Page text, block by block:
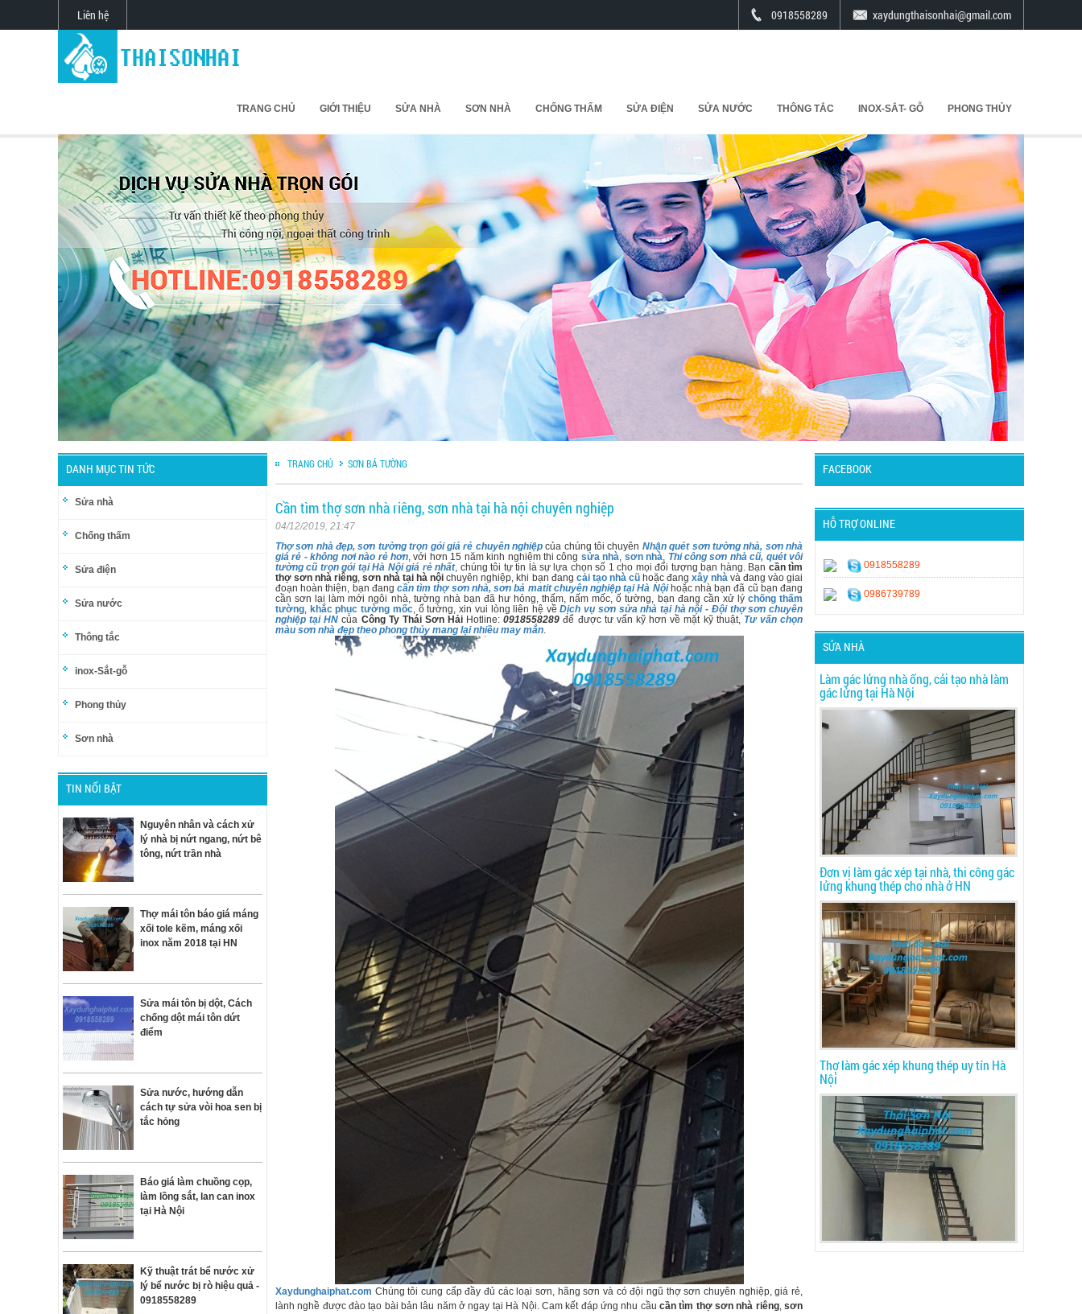
Liên hệ xaydungthaisonhai@gmail.com
0918558289
TRANG CHỦ GIỚI THIỆU SỬA NHÀ SƠN NHÀ CHỐNG THẤM SỬA ĐIỆN SỬA NƯỚC THÔNG TẮC INOX-SẮT- GỖ PHONG THỦY
DANH MỤC TIN TỨC
Sửa nhà
Chống thấm
Sửa điện
Sửa nước
Thông tắc
inox-Sắt-gỗ
Phong thủy
Sơn nhà
TIN NỔI BẬT
Nguyên nhân và cách xử
lý nhà bị nứt ngang, nứt bê
tông, nứt trần nhà
Thợ mái tôn báo giá máng
xối tole kẽm, máng xối
inox năm 2018 tại HN
Sửa mái tôn bị dột, Cách
chống dột mái tôn dứt
điểm
Sửa nước, hướng dẫn
cách tự sửa vòi hoa sen bị
tắc hỏng
Báo giá làm chuồng cọp,
làm lồng sắt, lan can inox
tại Hà Nội
Kỹ thuật trát bể nước xử
lý bể nước bị rò hiệu quả -
0918558289
TRANG CHỦ SƠN BẢ TƯỜNG
Cần tìm thợ sơn nhà riêng, sơn nhà tại hà nội chuyên nghiệp
04/12/2019, 21:47
Thợ sơn nhà đẹp, sơn tường trọn gói giá rẻ chuyên nghiệp của chúng tôi chuyên Nhận quét sơn tường nhà, sơn nhà
giá rẻ - không nơi nào rẻ hơn, với hơn 15 năm kinh nghiệm thi công sửa nhà, sơn nhà, Thi công sơn nhà cũ, quét vôi
tường cũ trọn gói tại Hà Nội giá rẻ nhất, chúng tôi tự tin là sự lựa chọn số 1 cho mọi đối tượng bạn hàng. Bạn cần tìm
thợ sơn nhà riêng,sơn nhà tại hà nội chuyên nghiệp, khi bạn đang cải tạo nhà cũhoặc đang xây nhàvà đang vào giai
đoạn hoàn thiện, bạn đangcần tìm thợ sơn nhà, sơn bả matit chuyên nghiệp tại Hà Nộihoặc nhà bạn đã cũ bạn đang
cần sơn lại làm mới ngôi nhà, tường nhà bạn đã hư hỏng, thấm, nấm mốc, ố tường, bạn đang cần xử lý chống thấm
tường, khắc phục tường mốc, ố tường, xin vui lòng liên hệ vềDịch vụ sơn sửa nhà tại hà nội - Đội thợ sơn chuyên
nghiệp tại HN của Công Ty Thái Sơn Hải Hotline:0918558289 để được tư vấn kỹ hơn về mặt kỹ thuật, Tư vấn chọn
màu sơn nhà đẹp theo phong thủy mang lại nhiều may mắn.
Xaydunghaiphat.com Chúng tôi cung cấp đầy đủ các loại sơn, hãng sơn và có đội ngũ thợ sơn chuyên nghiệp, giá rẻ,
lành nghề được đào tạo bài bản lâu năm ở ngay tại Hà Nội. Cam kết đáp ứng nhu cầu cần tìm thợ sơn nhà riêng,sơn
FACEBOOK
HỖ TRỢ ONLINE
0918558289
0986739789
SỬA NHÀ
Làm gác lửng nhà ống, cải tạo nhà làm
gác lửng tại Hà Nội
Đơn vị làm gác xép tại nhà, thi công gác
lửng khung thép cho nhà ở HN
Thợ làm gác xép khung thép uy tín Hà
Nội